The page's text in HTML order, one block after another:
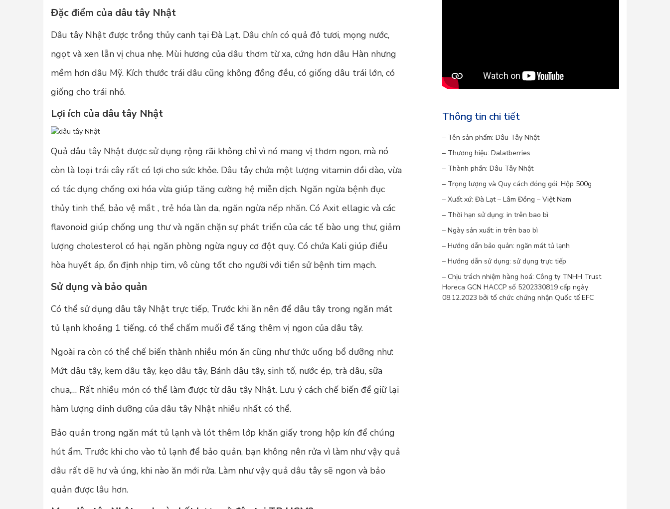
Đặc điểm của dâu tây Nhật
Dâu tây Nhật được trồng thủy canh tại Đà Lạt. Dâu chín có quả đỏ tươi, mọng nước,
ngọt và xen lẫn vị chua nhẹ. Mùi hương của dâu thơm từ xa, cứng hơn dâu Hàn nhưng
mềm hơn dâu Mỹ. Kích thước trái dâu cũng không đồng đều, có giống dâu trái lớn, có
giống cho trái nhỏ.
Lợi ích của dâu tây Nhật
Quả dâu tây Nhật được sử dụng rộng rãi không chỉ vì nó mang vị thơm ngon, mà nó
còn là loại trái cây rất có lợi cho sức khỏe. Dâu tây chứa một lượng vitamin dồi dào, vừa
có tác dụng chống oxi hóa vừa giúp tăng cường hệ miễn dịch. Ngăn ngừa bệnh đục
thủy tinh thể, bảo vệ mắt , trẻ hóa làn da, ngăn ngừa nếp nhăn. Có Axit ellagic và các
flavonoid giúp chống ung thư và ngăn chặn sự phát triển của các tế bào ung thư, giảm
lượng cholesterol có hại, ngăn phòng ngừa nguy cơ đột quỵ. Có chứa Kali giúp điều
hòa huyết áp, ổn định nhịp tim, vô cùng tốt cho người với tiền sử bệnh tim mạch.
Sử dụng và bảo quản
Có thể sử dụng dâu tây Nhật trực tiếp, Trước khi ăn nên để dâu tây trong ngăn mát
tủ lạnh khoảng 1 tiếng. có thể chấm muối để tăng thêm vị ngon của dâu tây.
Ngoài ra còn có thể chế biến thành nhiều món ăn cũng như thức uống bổ dưỡng như:
Mứt dâu tây, kem dâu tây, kẹo dâu tây, Bánh dâu tây, sinh tố, nước ép, trà dâu, sữa
chua,… Rất nhiều món có thể làm được từ dâu tây Nhật. Lưu ý cách chế biến để giữ lại
hàm lượng dinh dưỡng của dâu tây Nhật nhiều nhất có thể.
Bảo quản trong ngăn mát tủ lạnh và lót thêm lớp khăn giấy trong hộp kín để chúng
hút ẩm. Trước khi cho vào tủ lạnh để bảo quản, bạn không nên rửa vì làm như vậy quả
dâu rất dẽ hư và úng, khi nào ăn mới rửa. Làm như vậy quả dâu tây sẽ ngon và bảo
quản được lâu hơn.
Thông tin chi tiết
– Tên sản phẩm: Dâu Tây Nhật
– Thương hiệu: Dalatberries
– Thành phần: Dâu Tây Nhật
– Trọng lượng và Quy cách đóng gói: Hộp 500g
– Xuất xứ: Đà Lạt – Lâm Đồng – Việt Nam
– Thời hạn sử dụng: in trên bao bì
– Ngày sản xuất: in trên bao bì
– Hướng dẫn bảo quản: ngăn mát tủ lạnh
– Hướng dẫn sử dụng: sử dụng trực tiếp
– Chịu trách nhiệm hàng hoá: Công ty TNHH Trust
Horeca GCN HACCP số 5202330819 cấp ngày
08.12.2023 bởi tổ chức chứng nhận Quốc tế EFC